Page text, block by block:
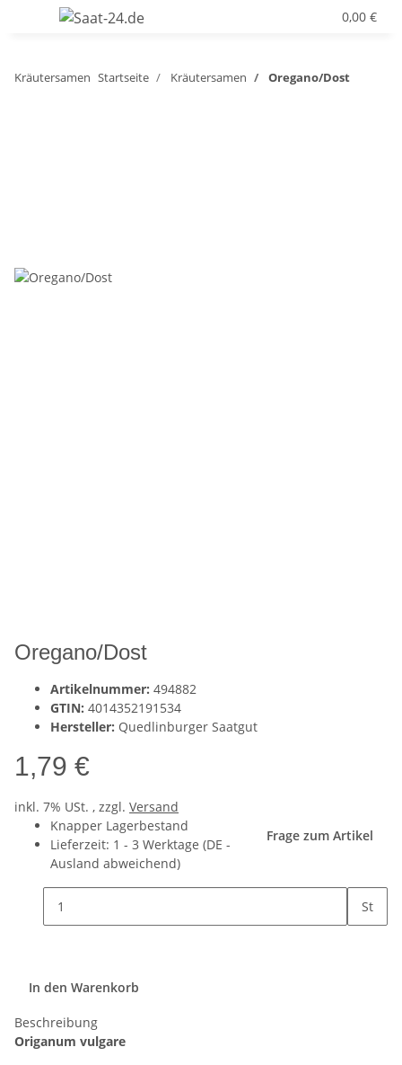
0,00 €
Kräutersamen Startseite Kräutersamen Oregano/Dost
Oregano/Dost
Artikelnummer: 494882
GTIN: 4014352191534
Hersteller: Quedlinburger Saatgut
1,79 €
inkl. 7% USt. , zzgl. Versand
Knapper Lagerbestand
Lieferzeit: 1 - 3 Werktage (DE -
Ausland abweichend)
Frage zum Artikel
St
In den Warenkorb
Beschreibung
Origanum vulgare